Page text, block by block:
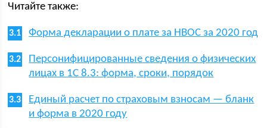
Читайте также:
Форма декларации о плате за НВОС за 2020 год
Персонифицированные сведения о физических
лицах в 1С 8.3: форма, сроки, порядок
Единый расчет по страховым взносам — бланк
и форма в 2020 году